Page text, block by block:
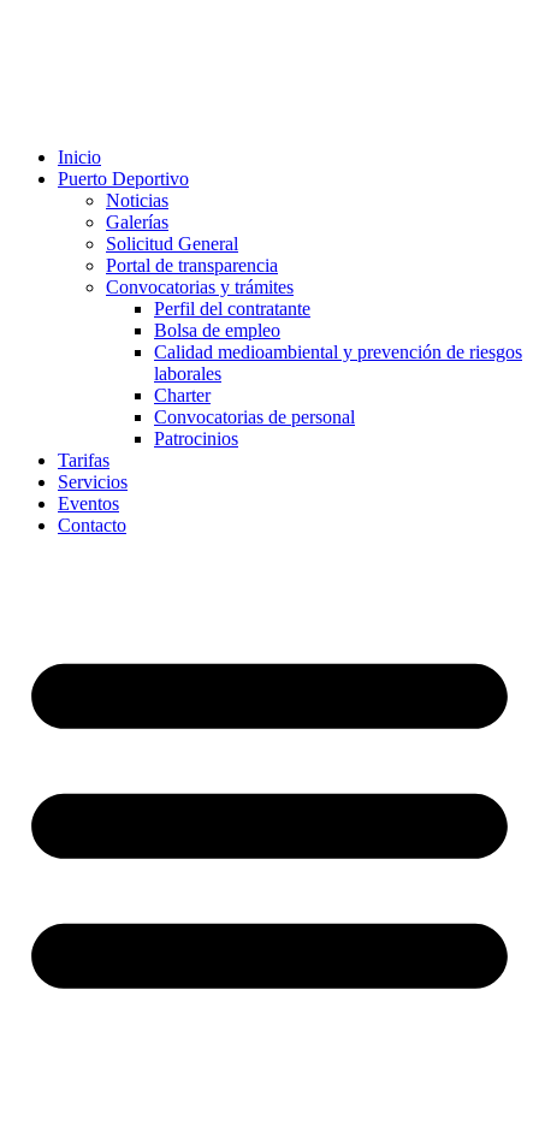
Inicio
Puerto Deportivo
Noticias
Galerías
Solicitud General
Portal de transparencia
Convocatorias y trámites
Perfil del contratante
Bolsa de empleo
Calidad medioambiental y prevención de riesgos
laborales
Charter
Convocatorias de personal
Patrocinios
Tarifas
Servicios
Eventos
Contacto